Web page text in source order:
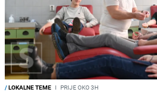
/LOKALNE TEME I PRIJE OKO 3H